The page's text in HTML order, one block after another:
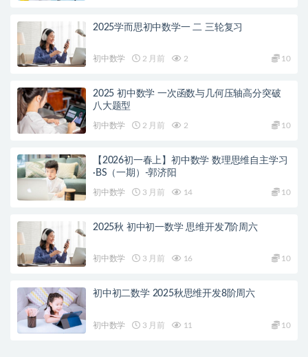
2025学而思初中数学一 二 三轮复习
初中数学 2 月前 2 10
2025 初中数学 一次函数与几何压轴高分突破
八大题型
初中数学 2 月前 2 10
【2026初一春上】初中数学 数理思维自主学习
·BS（一期）-郭济阳
初中数学 3 月前 14 10
2025秋 初中初一数学 思维开发7阶周六
初中数学 3 月前 16 10
初中初二数学 2025秋思维开发8阶周六
初中数学 3 月前 11 10